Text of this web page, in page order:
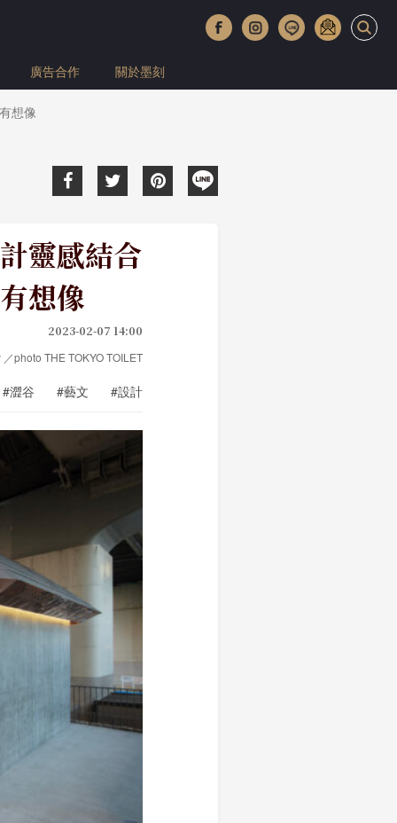
廣告合作 關於墨刻
想像
靈感結合
想像
2023-02-07 14:00
photo THE TOKYO TOILET
#澀谷 #藝文 #設計